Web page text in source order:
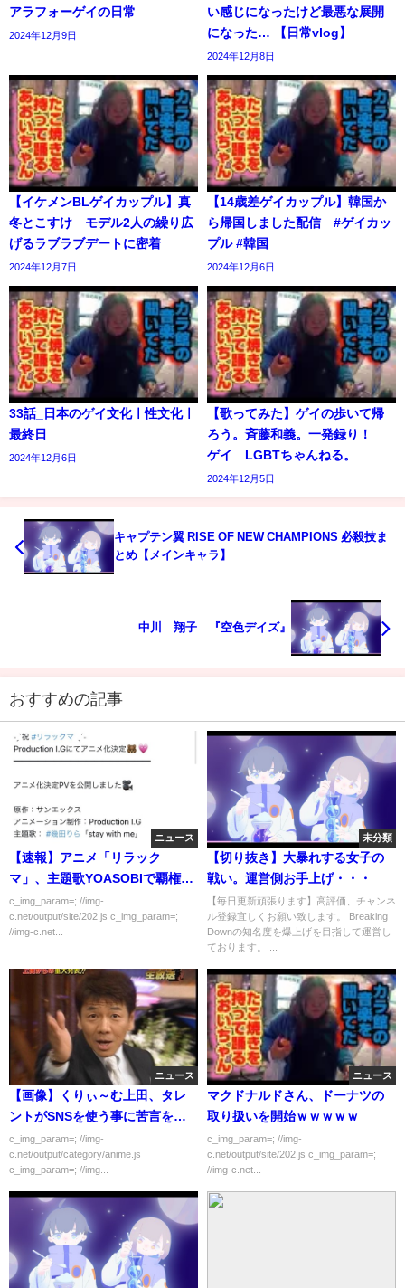
アラフォーゲイの日常
2024年12月9日
い感じになったけど最悪な展開
になった… 【日常vlog】
2024年12月8日
【イケメンBLゲイカップル】真
冬とこすけ モデル2人の繰り広
げるラブラブデートに密着
2024年12月7日
【14歳差ゲイカップル】韓国か
ら帰国しました配信 #ゲイカッ
プル #韓国
2024年12月6日
33話_日本のゲイ文化ㅣ性文化ㅣ
最終日
2024年12月6日
【歌ってみた】ゲイの歩いて帰
ろう。斉藤和義。一発録り！
ゲイ LGBTちゃんねる。
2024年12月5日
キャプテン翼 RISE OF NEW CHAMPIONS 必殺技ま
とめ【メインキャラ】
中川 翔子 『空色デイズ』
おすすめの記事
ニュース
【速報】アニメ「リラック
マ」、主題歌YOASOBIで覇権確
定ｗｗｗｗｗ
c_img_param=; //img-
c.net/output/site/202.js c_img_param=;
//img-c.net...
未分類
【切り抜き】大暴れする女子の
戦い。運営側お手上げ・・・
【毎日更新頑張ります】高評価、チャンネ
ル登録宜しくお願い致します。 Breaking
Downの知名度を爆上げを目指して運営し
ております。 ...
ニュース
【画像】くりぃ～む上田、タレ
ントがSNSを使う事に苦言を呈
する
c_img_param=; //img-
c.net/output/category/anime.js
c_img_param=; //img...
ニュース
マクドナルドさん、ドーナツの
取り扱いを開始ｗｗｗｗｗ
c_img_param=; //img-
c.net/output/site/202.js c_img_param=;
//img-c.net...